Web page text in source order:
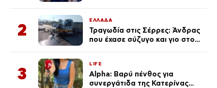
2
ΕΛΛΑΔΑ
Τραγωδία στις Σέρρες: Άνδρας
που έχασε σύζυγο και γιο στο
3
LIFE
Alpha: Βαρύ πένθος για
συνεργάτιδα της Κατερίνας